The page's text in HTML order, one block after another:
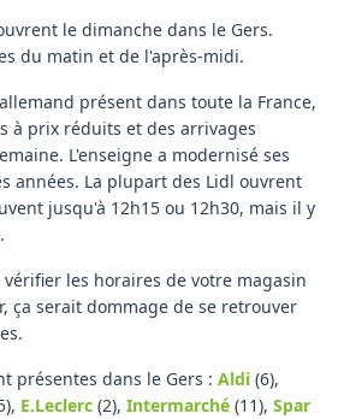
le dimanche dans le Gers.
du matin et de l'après-midi.
présent dans toute la France,
à prix réduits et des arrivages
L'enseigne a modernisé ses
années. La plupart des Lidl ouvrent
jusqu'à 12h15 ou 12h30, mais il y
les horaires de votre magasin
ça serait dommage de se retrouver
présentes dans le Gers : Aldi (6),
, E.Leclerc (2), Intermarché (11), Spar